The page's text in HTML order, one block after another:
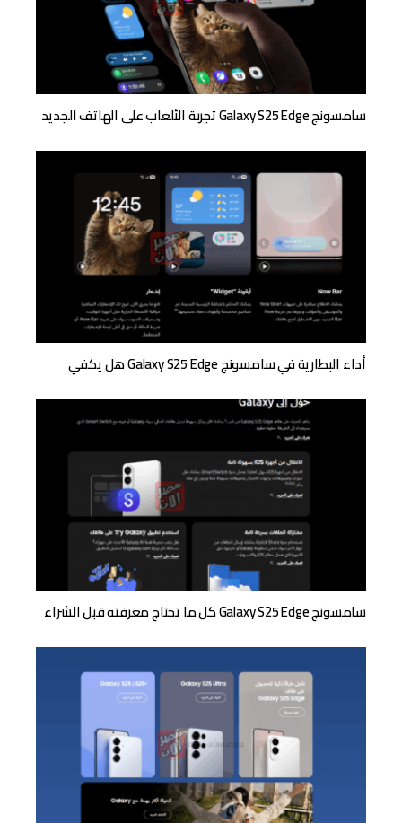
سامسونج Galaxy S25 Edge تجربة الألعاب على الهاتف الجديد
أداء البطارية في سامسونج Galaxy S25 Edge هل يكفي
سامسونج Galaxy S25 Edge كل ما تحتاج معرفته قبل الشراء